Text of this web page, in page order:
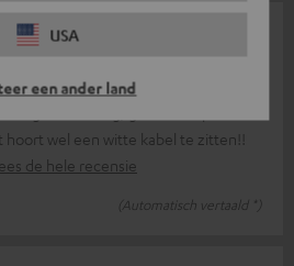
USA
een ander land
hoort wel een witte kabel te zitten!!
Lees de hele recensie
(Automatisch vertaald *)